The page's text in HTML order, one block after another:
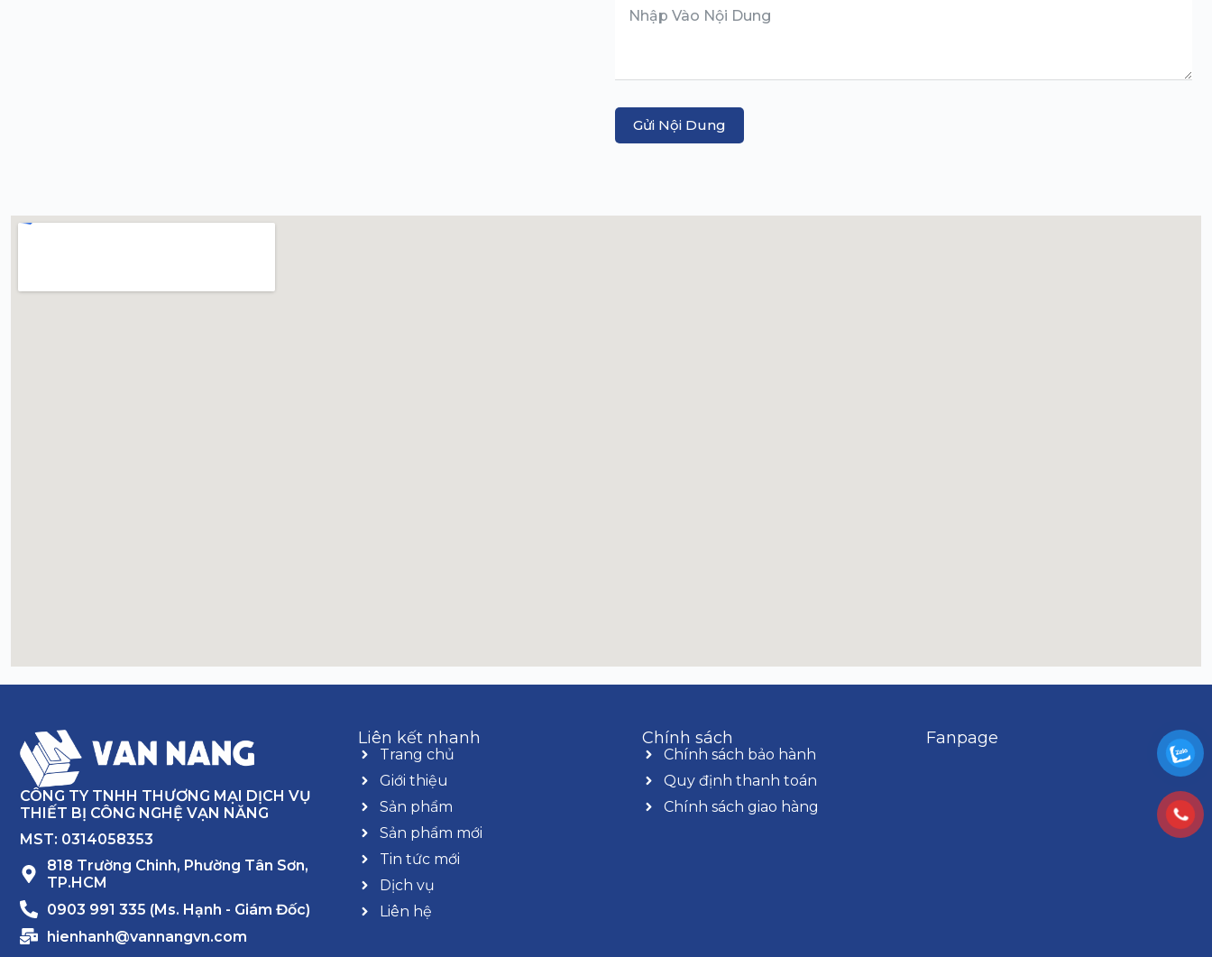
Gửi Nội Dung
CÔNG TY TNHH THƯƠNG MẠI DỊCH VỤ
THIẾT BỊ CÔNG NGHỆ VẠN NĂNG
MST: 0314058353
818 Trường Chinh, Phường Tân Sơn,
TP.HCM
0903 991 335 (Ms. Hạnh - Giám Đốc)
hienhanh@vannangvn.com
Liên kết nhanh
Trang chủ
Giới thiệu
Sản phẩm
Sản phẩm mới
Tin tức mới
Dịch vụ
Liên hệ
Chính sách
Chính sách bảo hành
Quy định thanh toán
Chính sách giao hàng
Fanpage